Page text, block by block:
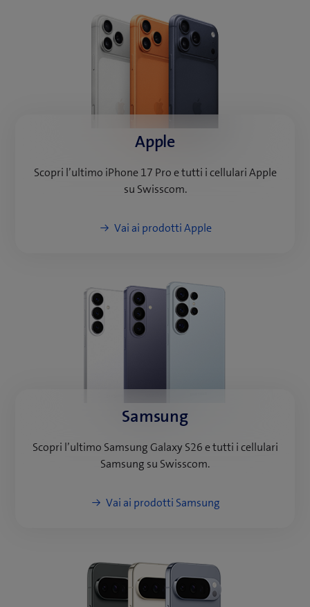
Apple
Scopri l’ultimo iPhone 17 Pro e tutti i cellulari Apple
su Swisscom.
Vai ai prodotti Apple
Samsung
Scopri l’ultimo Samsung Galaxy S26 e tutti i cellulari
Samsung su Swisscom.
Vai ai prodotti Samsung